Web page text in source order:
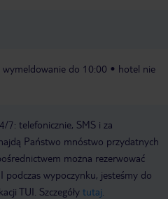
do 10:00
hotel nie
7: telefonicznie, SMS i za
Państwo mnóstwo przydatnych
można rezerwować
wypoczynku, jesteśmy do
TUI. Szczegóły tutaj